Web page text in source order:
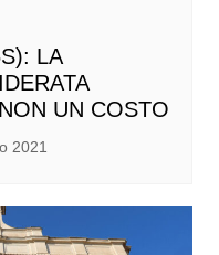
LA
UN COSTO
2021